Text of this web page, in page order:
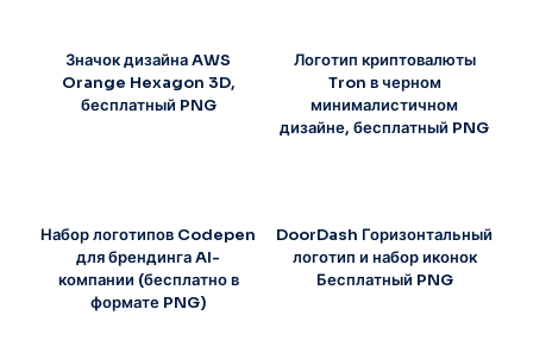
Значок дизайна AWS
Orange Hexagon 3D,
бесплатный PNG
Логотип криптовалюты
Tron в черном
минималистичном
дизайне, бесплатный PNG
Набор логотипов Codepen
для брендинга AI-
компании (бесплатно в
формате PNG)
DoorDash Горизонтальный
логотип и набор иконок
Бесплатный PNG